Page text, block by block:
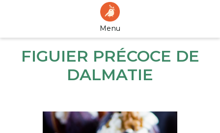
Menu
FIGUIER PRÉCOCE DE
DALMATIE